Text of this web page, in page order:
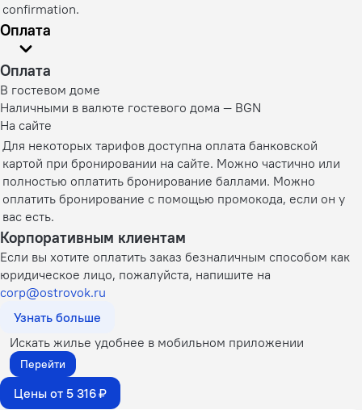
confirmation.
Оплата
Оплата
В гостевом доме
Наличными в валюте гостевого дома — BGN
На сайте
Для некоторых тарифов доступна оплата банковской
картой при бронировании на сайте. Можно частично или
полностью оплатить бронирование баллами. Можно
оплатить бронирование с помощью промокода, если он у
вас есть.
Корпоративным клиентам
Если вы хотите оплатить заказ безналичным способом как
юридическое лицо, пожалуйста, напишите на
corp@ostrovok.ru
Узнать больше
Искать жилье удобнее в мобильном приложении
Перейти
Цены от 5 316 ₽